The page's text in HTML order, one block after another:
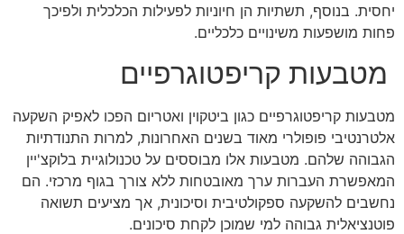
יחסית. בנוסף, תשתיות הן חיוניות לפעילות הכלכלית ולפיכך
פחות מושפעות משינויים כלכליים.
מטבעות קריפטוגרפיים
מטבעות קריפטוגרפיים כגון ביטקוין ואטריום הפכו לאפיק השקעה
אלטרנטיבי פופולרי מאוד בשנים האחרונות, למרות התנודתיות
הגבוהה שלהם. מטבעות אלו מבוססים על טכנולוגיית בלוקצ'יין
המאפשרת העברות ערך מאובטחות ללא צורך בגוף מרכזי. הם
נחשבים להשקעה ספקולטיבית וסיכונית, אך מציעים תשואה
פוטנציאלית גבוהה למי שמוכן לקחת סיכונים.